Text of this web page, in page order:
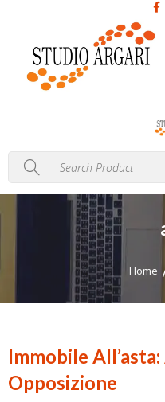
Home
Immobile
Opposizione